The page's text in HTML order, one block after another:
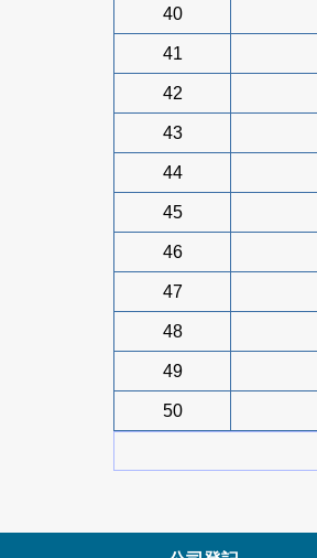
40
41
42
43
44
45
46
47
48
49
50